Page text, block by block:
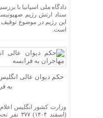
دادگاه ملی اسپانیا با
ستاد ارتش رژیم
این رژیم در موضوع
است.
حکم دیوان عالی
به
وزارت کشور انگلیس
(اسفند